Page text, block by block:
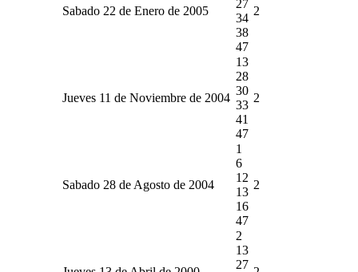
Sabado 22 de Enero de 2005
27
34
38
47
2
Jueves 11 de Noviembre de 2004
13
28
30
33
41
47
2
Sabado 28 de Agosto de 2004
1
6
12
13
16
47
2
2
13
27